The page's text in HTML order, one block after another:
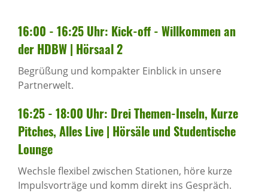
16:00 - 16:25 Uhr: Kick-off - Will­kommen an
der HDBW | Hörsaal 2
Begrüßung und kompakter Einblick in unsere
Partnerwelt.
16:25 - 18:00 Uhr: Drei Themen-Inseln, Kurze
Pitches, Alles Live | Hörsäle und Studen­ti­sche
Lounge
Wechsle flexibel zwischen Stationen, höre kurze
Impulsvorträge und komm direkt ins Gespräch.